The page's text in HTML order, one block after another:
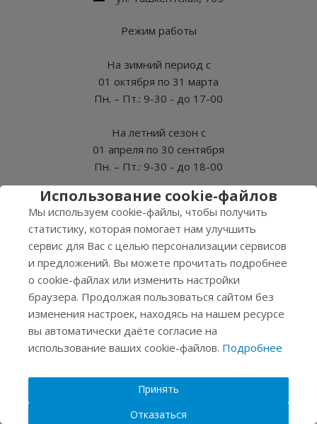
Использование cookie-файлов
Мы используем cookie-файлы, чтобы получить
статистику, которая помогает нам улучшить
сервис для Вас с целью персонализации сервисов
и предложений. Вы можете прочитать подробнее
о cookie-файлах или изменить настройки
браузера. Продолжая пользоваться сайтом без
изменения настроек, находясь на нашем ресурсе
вы автоматически даёте согласие на
использование ваших cookie-файлов. Подробнее
Принять
Отказаться
Режим работы
На зимний период с
01 октября по 31 марта
Пн. – Пт.: 9-30 - до 17-00
На летний сезон с
01 апреля по 30 сентября
Пн. – Пт.: 9-30 - до 18-00
СБ, ВС - Выходные
2026 © Нэро
Соглашение на обработку персональных данных
Политика конфиденциальности
Продвижение
Создание